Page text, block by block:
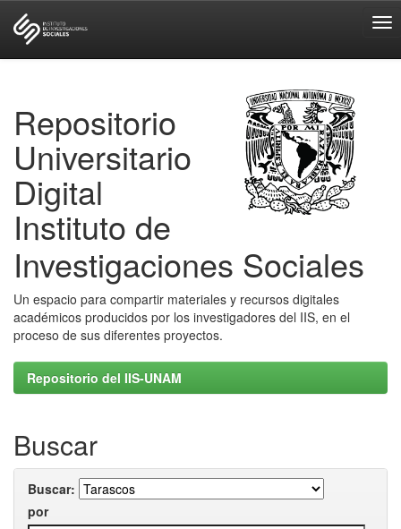
Repositorio
Universitario
Digital
Instituto de
Investigaciones Sociales
Un espacio para compartir materiales y recursos digitales
académicos producidos por los investigadores del IIS, en el
proceso de sus diferentes proyectos.
Repositorio del IIS-UNAM
Buscar
Buscar:
por